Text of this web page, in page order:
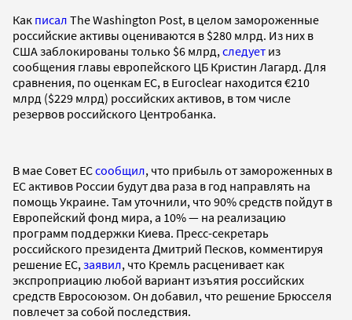
Как писал The Washington Post, в целом замороженные
российские активы оцениваются в $280 млрд. Из них в
США заблокированы только $6 млрд, следует из
сообщения главы европейского ЦБ Кристин Лагард. Для
сравнения, по оценкам ЕС, в Euroclear находится €210
млрд ($229 млрд) российских активов, в том числе
резервов российского Центробанка.
В мае Совет ЕСсообщил, что прибыль от замороженных в
ЕС активов России будут два раза в год направлять на
помощь Украине. Там уточнили, что 90% средств пойдут в
Европейский фонд мира, а 10% — на реализацию
программ поддержки Киева. Пресс-секретарь
российского президента Дмитрий Песков, комментируя
решение ЕС, заявил, что Кремль расценивает как
экспроприацию любой вариант изъятия российских
средств Евросоюзом. Он добавил, что решение Брюсселя
повлечет за собой последствия.